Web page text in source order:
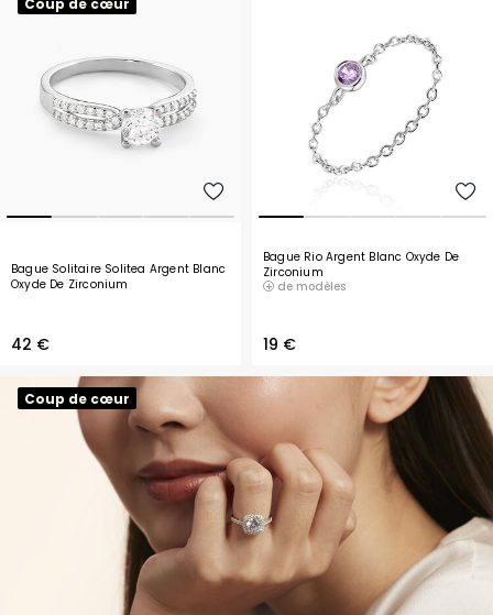
Bague Solitaire Solitea Argent Blanc
Oxyde De Zirconium
42 €
Bague Rio Argent Blanc Oxyde De
Zirconium
de modèles
19 €
Coup de cœur